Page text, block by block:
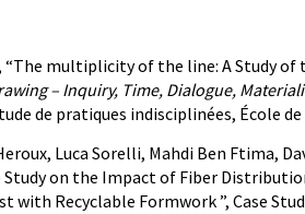
“The multiplicity of the line: A Study
– Inquiry, Time, Dialogue,
de pratiques indisciplinées, École
Luca Sorelli, Mahdi Ben Ftima,
Study on the Impact of Fiber
with Recyclable Formwork ”, Case